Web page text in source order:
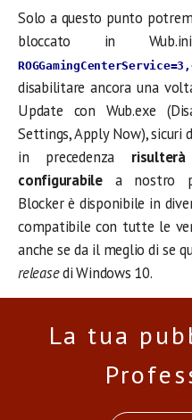
Solo a questo punto
bloccato in
disabilitare ancora una
Update con Wub.exe
Settings, Apply Now),
in precedenza
configurabilea nostro
Blocker è disponibile in
compatibile con tutte le
anche se da il meglio di se
releasedi Windows 10.
La tua